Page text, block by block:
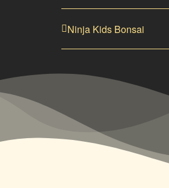
Ninja Kids Bonsai